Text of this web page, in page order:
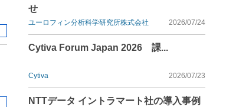
せ
ユーロフィン分析科学研究所株式会社 2026/07/24
Cytiva Forum Japan 2026 課...
Cytiva 2026/07/23
NTTデータ イントラマート社の導入事例